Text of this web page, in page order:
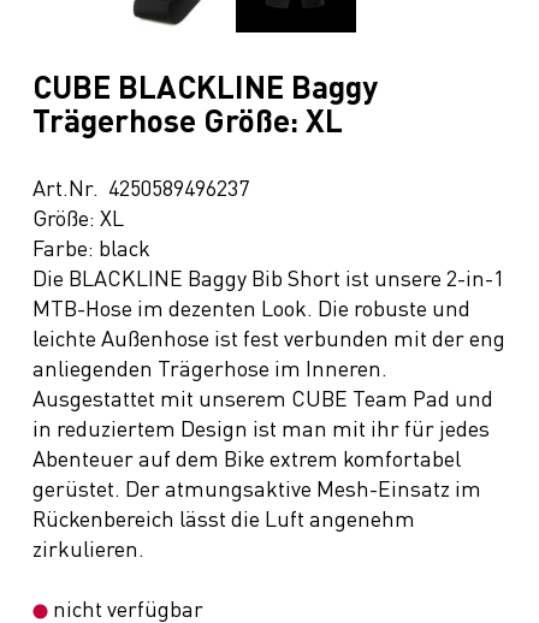
CUBE BLACKLINE Baggy
Trägerhose Größe: XL
Art.Nr. 4250589496237
Größe: XL
Farbe: black
Die BLACKLINE Baggy Bib Short ist unsere 2-in-1
MTB-Hose im dezenten Look. Die robuste und
leichte Außenhose ist fest verbunden mit der eng
anliegenden Trägerhose im Inneren.
Ausgestattet mit unserem CUBE Team Pad und
in reduziertem Design ist man mit ihr für jedes
Abenteuer auf dem Bike extrem komfortabel
gerüstet. Der atmungsaktive Mesh-Einsatz im
Rückenbereich lässt die Luft angenehm
zirkulieren.
nicht verfügbar